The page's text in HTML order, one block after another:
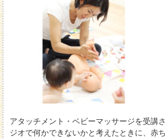
アタッチメント・ベビーマッサージを受講
ジオで何かできないかと考えたときに、赤